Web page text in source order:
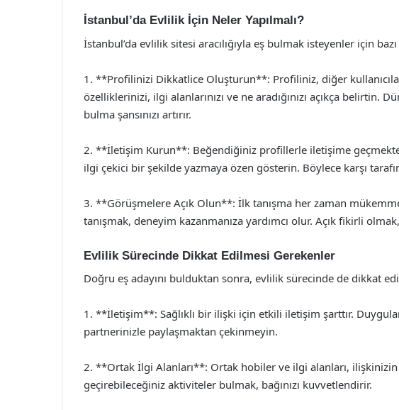
İstanbul’da Evlilik İçin Neler Yapılmalı?
İstanbul’da evlilik sitesi aracılığıyla eş bulmak isteyenler için
1. **Profilinizi Dikkatlice Oluşturun**: Profiliniz, diğer
özelliklerinizi, ilgi alanlarınızı ve ne aradığınızı açıkça belirtin.
bulma şansınızı artırır.
2. **İletişim Kurun**: Beğendiğiniz profillerle iletişime
ilgi çekici bir şekilde yazmaya özen gösterin. Böylece karşı
3. **Görüşmelere Açık Olun**: İlk tanışma her zaman
tanışmak, deneyim kazanmanıza yardımcı olur. Açık fikirli
Evlilik Sürecinde Dikkat Edilmesi Gerekenler
Doğru eş adayını bulduktan sonra, evlilik sürecinde de dikkat
1. **İletişim**: Sağlıklı bir ilişki için etkili iletişim şarttır.
partnerinizle paylaşmaktan çekinmeyin.
2. **Ortak İlgi Alanları**: Ortak hobiler ve ilgi alanları,
geçirebileceğiniz aktiviteler bulmak, bağınızı kuvvetlendirir.